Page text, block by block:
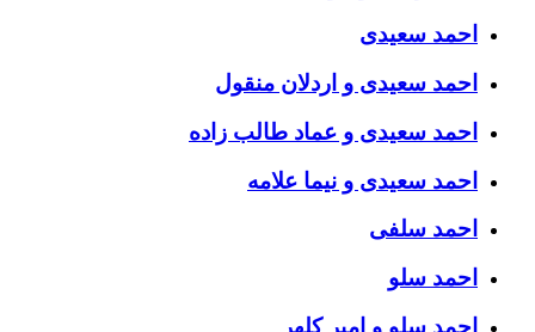
احمد سعیدی
احمد سعیدی و اردلان منقول
احمد سعیدی و عماد طالب زاده
احمد سعیدی و نیما علامه
احمد سلفی
احمد سلو
احمد سلو و امیر کلهر